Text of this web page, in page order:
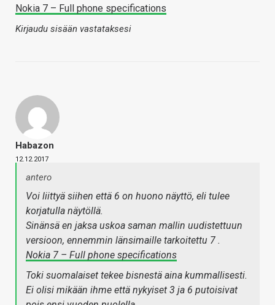
Nokia 7 – Full phone specifications
Kirjaudu sisään vastataksesi
Habazon
12.12.2017
antero
Voi liittyä siihen että 6 on huono näyttö, eli tulee
korjatulla näytöllä.
Sinänsä en jaksa uskoa saman mallin uudistettuun
versioon, ennemmin länsimaille tarkoitettu 7 .
Nokia 7 – Full phone specifications
Toki suomalaiset tekee bisnestä aina kummallisesti.
Ei olisi mikään ihme että nykyiset 3 ja 6 putoisivat